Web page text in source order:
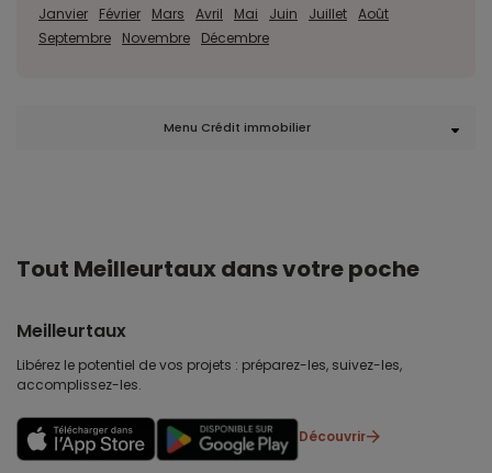
Janvier Février Mars Avril Mai Juin Juillet Août
Septembre
Novembre Décembre
Menu Crédit immobilier
Tout Meilleurtaux dans votre poche
Meilleurtaux
Libérez le potentiel de vos projets : préparez-les, suivez-les,
accomplissez-les.
Découvrir